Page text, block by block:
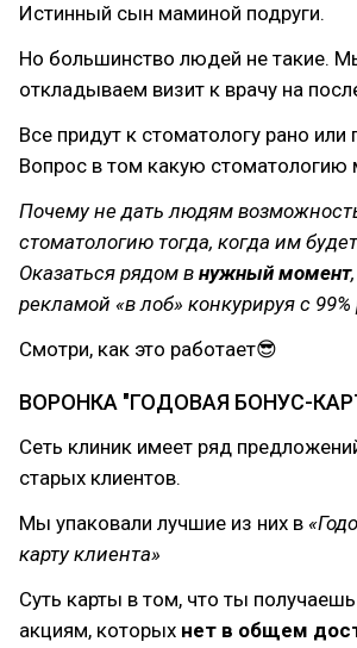
Истинный сын маминой подруги.
Но большинство людей не такие.
откладываем визит к врачу на
Все придут к стоматологу рано или
Вопрос в том какую стоматологию
Почему не дать людям
стоматологию тогда, когда им
Оказаться рядом в нужный момент
рекламой «в лоб» конкурируя с
Смотри, как это работает😎
ВОРОНКА "ГОДОВАЯ БОНУС-
Сеть клиник имеет ряд
старых клиентов.
Мы упаковали лучшие из них в
карту клиента»
Суть карты в том, что ты
акциям, которых нет в общем